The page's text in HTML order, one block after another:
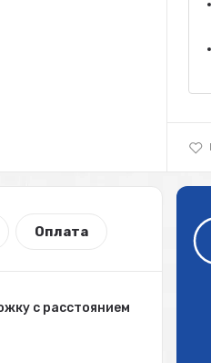
Оплата
с расстоянием